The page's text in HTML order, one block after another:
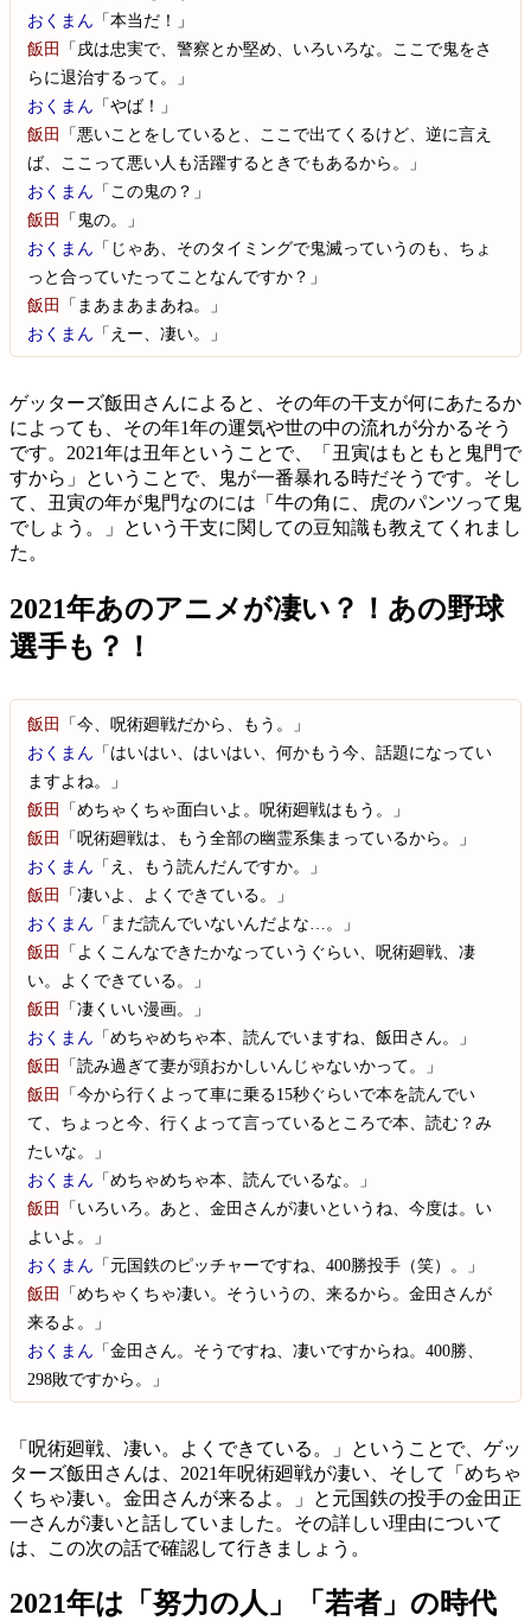
おくまん 「本当だ！」
飯田
「戌は忠実で、警察とか堅め、いろいろな。ここで鬼をさ
らに退治するって。」
おくまん 「やば！」
飯田
「悪いことをしていると、ここで出てくるけど、逆に言え
ば、ここって悪い人も活躍するときでもあるから。」
おくまん 「この鬼の？」
飯田
「鬼の。」
おくまん 「じゃあ、そのタイミングで鬼滅っていうのも、ちょ
っと合っていたってことなんですか？」
飯田
「まあまあまあね。」
おくまん 「えー、凄い。」
ゲッターズ飯田さんによると、その年の干支が何にあたるか
によっても、その年1年の運気や世の中の流れが分かるそう
です。2021年は丑年ということで、「丑寅はもともと鬼門で
すから」ということで、鬼が一番暴れる時だそうです。そし
て、丑寅の年が鬼門なのには「牛の角に、虎のパンツって鬼
でしょう。」という干支に関しての豆知識も教えてくれまし
た。
2021年あのアニメが凄い？！あの野球
選手も？！
飯田
「今、呪術廻戦だから、もう。」
おくまん 「はいはい、はいはい、何かもう今、話題になってい
ますよね。」
飯田
「めちゃくちゃ面白いよ。呪術廻戦はもう。」
飯田
「呪術廻戦は、もう全部の幽霊系集まっているから。」
おくまん 「え、もう読んだんですか。」
飯田
「凄いよ、よくできている。」
おくまん 「まだ読んでいないんだよな…。」
飯田
「よくこんなできたかなっていうぐらい、呪術廻戦、凄
い。よくできている。」
飯田
「凄くいい漫画。」
おくまん 「めちゃめちゃ本、読んでいますね、飯田さん。」
飯田
「読み過ぎて妻が頭おかしいんじゃないかって。」
飯田
「今から行くよって車に乗る15秒ぐらいで本を読んでい
て、ちょっと今、行くよって言っているところで本、読む？み
たいな。」
おくまん 「めちゃめちゃ本、読んでいるな。」
飯田
「いろいろ。あと、金田さんが凄いというね、今度は。い
よいよ。」
おくまん 「元国鉄のピッチャーですね、400勝投手（笑）。」
飯田
「めちゃくちゃ凄い。そういうの、来るから。金田さんが
来るよ。」
おくまん 「金田さん。そうですね、凄いですからね。400勝、
298敗ですから。」
「呪術廻戦、凄い。よくできている。」ということで、ゲッ
ターズ飯田さんは、2021年呪術廻戦が凄い、そして「めちゃ
くちゃ凄い。金田さんが来るよ。」と元国鉄の投手の金田正
一さんが凄いと話していました。その詳しい理由について
は、この次の話で確認して行きましょう。
2021年は「努力の人」「若者」の時代